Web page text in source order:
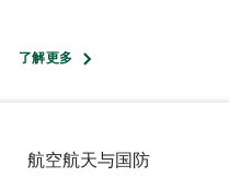
了解更多
航空航天与国防